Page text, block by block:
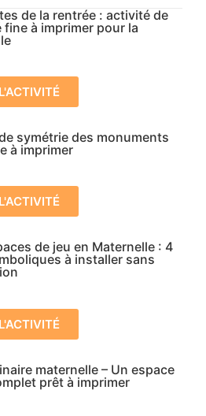
de la rentrée : activité de
à imprimer pour la
symétrie des monuments
à imprimer
de jeu en Maternelle : 4
à installer sans
maternelle – Un espace
prêt à imprimer